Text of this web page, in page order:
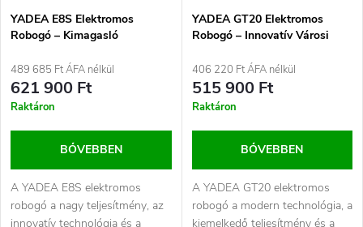
YADEA E8S Elektromos
Robogó – Kimagasló
technológia Grafit
489 685 Ft ÁFA nélkül
621 900 Ft
Raktáron
BŐVEBBEN
A YADEA E8S elektromos
robogó a nagy teljesítmény, az
innovatív technológia és a
YADEA GT20 Elektromos
Robogó – Innovatív Városi
406 220 Ft ÁFA nélkül
515 900 Ft
Raktáron
BŐVEBBEN
A YADEA GT20 elektromos
robogó a modern technológia, a
kiemelkedő teljesítmény és a